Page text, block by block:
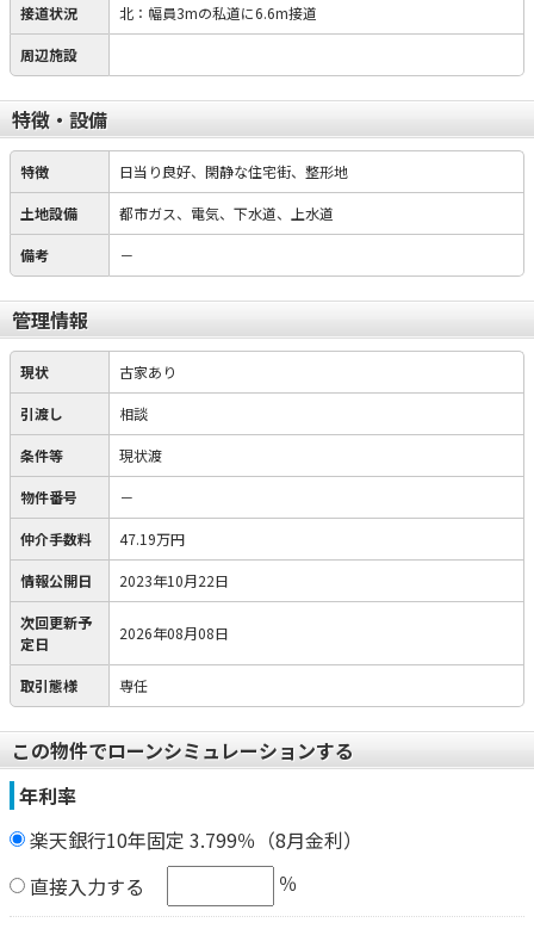
接道状況 北：幅員3mの私道に6.6m接道
周辺施設
特徴・設備
特徴 日当り良好、閑静な住宅街、整形地
土地設備 都市ガス、電気、下水道、上水道
備考 －
管理情報
現状 古家あり
引渡し 相談
条件等 現状渡
物件番号 －
仲介手数料 47.19万円
情報公開日 2023年10月22日
次回更新予
定日
2026年08月08日
取引態様 専任
この物件でローンシミュレーションする
年利率
楽天銀行10年固定 3.799％（8月金利）
直接入力する
％